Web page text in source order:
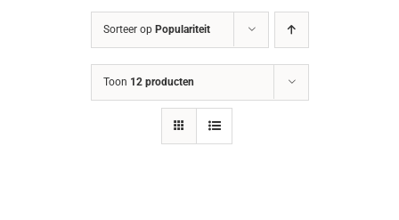
Over BONAS
Steun BONAS
Winkelwagen
Sorteer op Populariteit
Toon 12 producten